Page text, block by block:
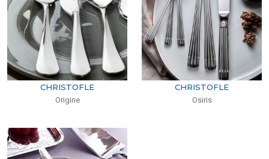
CHRISTOFLE
Origine
CHRISTOFLE
Osiris